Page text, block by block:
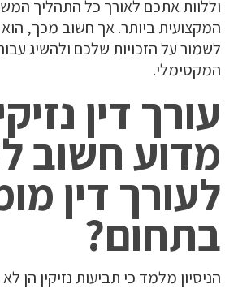
וללוות אתכם לאורך כל התהליך
המקצועית ביותר. אך חשוב מכך, הוא
לשמור על הזכויות שלכם ולהשיג
המקסימלי.
עורך דין
מדוע חשוב
לעורך דין
בתחום?
הניסיון מלמד כי תביעות נזיקין הן